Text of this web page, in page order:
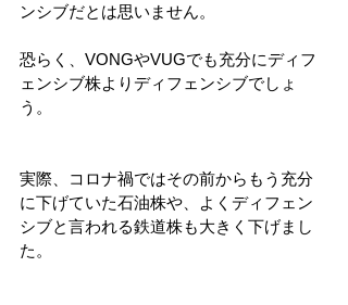
ンシブだとは思いません。
恐らく、VONGやVUGでも充分にディフ
ェンシブ株よりディフェンシブでしょ
う。
実際、コロナ禍ではその前からもう充分
に下げていた石油株や、よくディフェン
シブと言われる鉄道株も大きく下げまし
た。